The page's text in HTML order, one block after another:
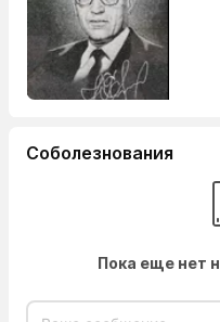
Соболезнования
Пока еще нет